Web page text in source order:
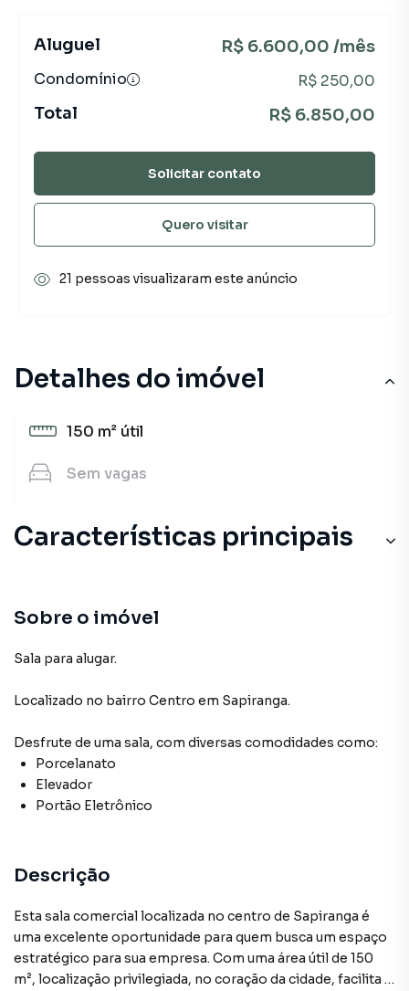
Detalhes do imóvel
150 m² útil
Sem vagas
Características principais
Sobre o imóvel
Sala para alugar.
Localizado no bairro Centro em Sapiranga.
Desfrute de uma sala, com diversas comodidades como:
Porcelanato
Elevador
Portão Eletrônico
Descrição
Esta sala comercial localizada no centro de Sapiranga é
uma excelente oportunidade para quem busca um espaço
estratégico para sua empresa. Com uma área útil de 150
m², localização privilegiada, no coração da cidade, facilita o
Aluguel R$ 6.600,00 /mês
Condomínio R$ 250,00
Total R$ 6.850,00
Solicitar contato
Quero visitar
21 pessoas visualizaram este anúncio